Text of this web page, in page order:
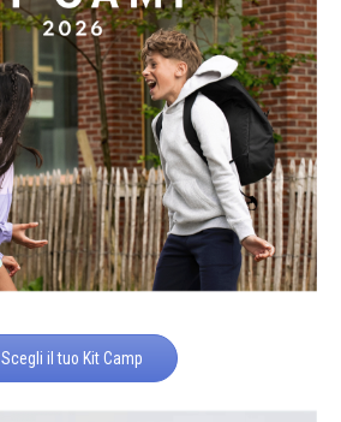
Scegli il tuo Kit Camp